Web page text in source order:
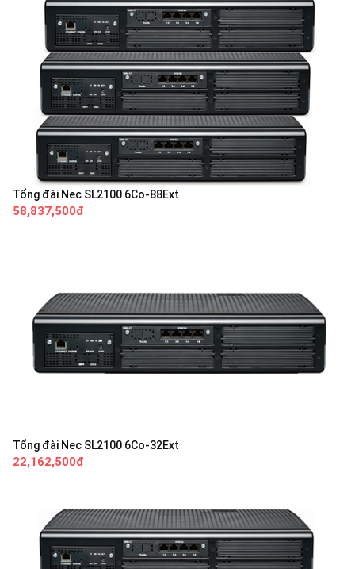
Tổng đài Nec SL2100 6Co-88Ext
58,837,500đ
Tổng đài Nec SL2100 6Co-32Ext
22,162,500đ